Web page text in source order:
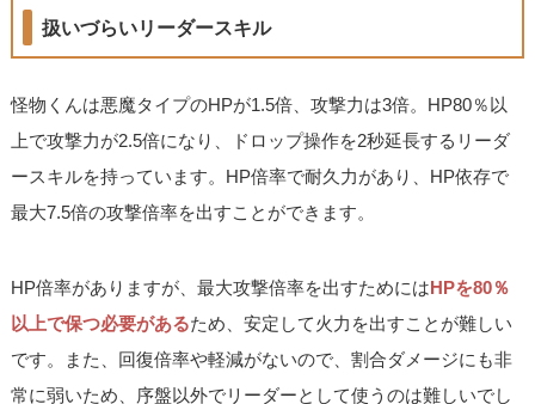
扱いづらいリーダースキル
怪物くんは悪魔タイプのHPが1.5倍、攻撃力は3倍。HP80％以
上で攻撃力が2.5倍になり、ドロップ操作を2秒延長するリーダ
ースキルを持っています。HP倍率で耐久力があり、HP依存で
最大7.5倍の攻撃倍率を出すことができます。
HP倍率がありますが、最大攻撃倍率を出すためにはHPを80％
以上で保つ必要があるため、安定して火力を出すことが難しい
です。また、回復倍率や軽減がないので、割合ダメージにも非
常に弱いため、序盤以外でリーダーとして使うのは難しいでし